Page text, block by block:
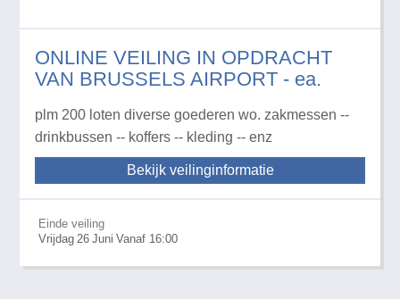
ONLINE VEILING IN OPDRACHT
VAN BRUSSELS AIRPORT - ea.
plm 200 loten diverse goederen wo. zakmessen --
drinkbussen -- koffers -- kleding -- enz
Bekijk veilinginformatie
Einde veiling
Vrijdag 26 Juni Vanaf 16:00